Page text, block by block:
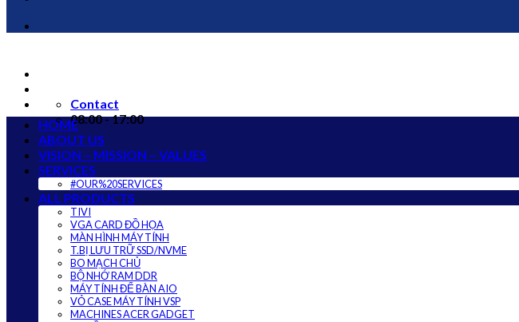
Contact
08:00 - 17:00
HOME
ABOUT US
VISION – MISSION – VALUES
SERVICES
#OUR%20SERVICES
ALL PRODUCTS
TIVI
VGA CARD ĐỒ HỌA
MÀN HÌNH MÁY TÍNH
T.BỊ LƯU TRỮ SSD/NVME
BO MẠCH CHỦ
BỘ NHỚ RAM DDR
MÁY TÍNH ĐỂ BÀN AIO
VỎ CASE MÁY TÍNH VSP
MACHINES ACER GADGET